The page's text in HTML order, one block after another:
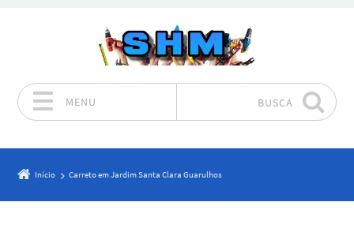
MENU BUSCA
Início Carreto em Jardim Santa Clara Guarulhos